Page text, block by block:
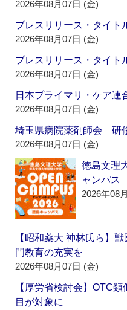
2026年08月07日 (金)
プレスリリース・タイ
2026年08月07日 (金)
プレスリリース・タイ
2026年08月07日 (金)
日本プライマリ・ケア
2026年08月07日 (金)
埼玉県病院薬剤師会 研
2026年08月07日 (金)
徳島文理
ャンパス
2026年08
【昭和薬大 神林氏ら】
門教育の充実を
2026年08月07日 (金)
【厚労省検討会】OTC
目が対象に